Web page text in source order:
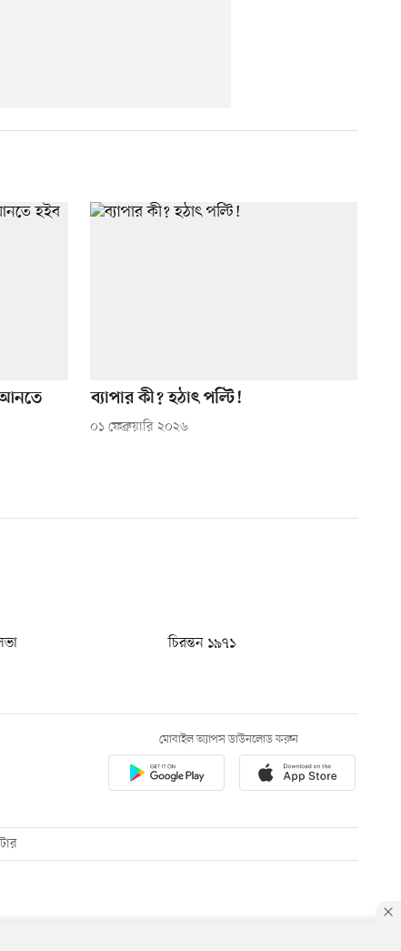
ব্যাপার কী? হঠাৎ পল্টি!
০১ ফেব্রুয়ারি ২০২৬
চিরন্তন ১৯৭১
মোবাইল অ্যাপস ডাউনলোড করুন